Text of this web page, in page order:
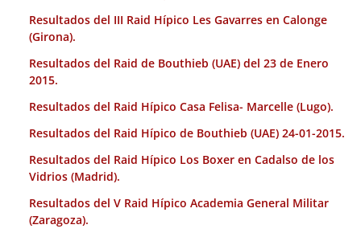
Resultados del III Raid Hípico Les Gavarres en Calonge
(Girona).
Resultados del Raid de Bouthieb (UAE) del 23 de Enero
2015.
Resultados del Raid Hípico Casa Felisa- Marcelle (Lugo).
Resultados del Raid Hípico de Bouthieb (UAE) 24-01-2015.
Resultados del Raid Hípico Los Boxer en Cadalso de los
Vidrios (Madrid).
Resultados del V Raid Hípico Academia General Militar
(Zaragoza).